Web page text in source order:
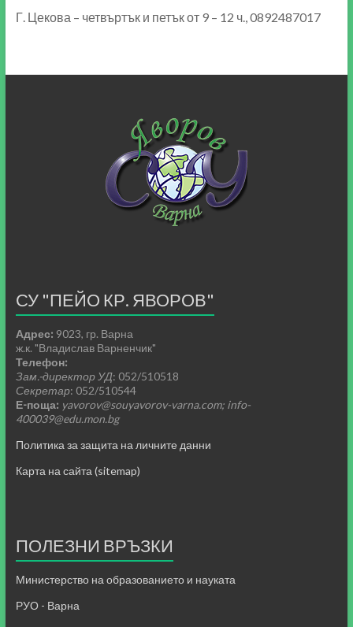
Г. Цекова – четвъртък и петък от 9 – 12 ч., 0892487017
СУ "ПЕЙО КР. ЯВОРОВ"
Адрес: 9023, гр. Варна
ж.к. "Владислав Варненчик"
Телефон:
Зам.-директор УД: 052/510518
Секретар: 052/510544
Е-поща: yavorov@souyavorov-varna.com; info-
400039@edu.mon.bg
Политика за защита на личните данни
Карта на сайта (sitemap)
ПОЛЕЗНИ ВРЪЗКИ
Министерство на образованието и науката
РУО - Варна